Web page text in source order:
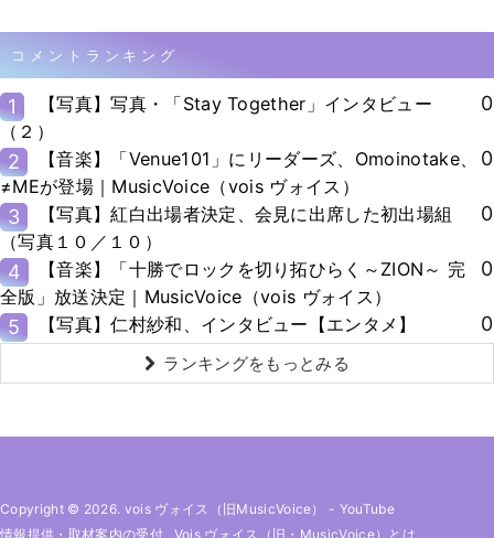
コメントランキング
1
【写真】写真・「Stay Together」インタビュー
（２）
0
2
【音楽】「Venue101」にリーダーズ、Omoinotake、
≠MEが登場｜MusicVoice（vois ヴォイス）
0
3
【写真】紅白出場者決定、会見に出席した初出場組
（写真１０／１０）
0
4
【音楽】「十勝でロックを切り拓ひらく～ZION～ 完
全版」放送決定｜MusicVoice（vois ヴォイス）
0
5 【写真】仁村紗和、インタビュー【エンタメ】 0
ランキングをもっとみる
Copyright © 2026. vois ヴォイス（旧MusicVoice） - YouTube
情報提供・取材案内の受付
Vois ヴォイス（旧・MusicVoice）とは